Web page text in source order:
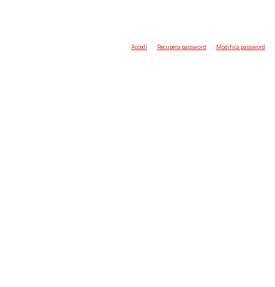
Accedi Recupera password Modifica password